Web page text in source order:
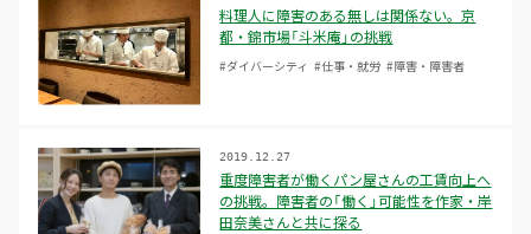
料理人に障害のある無しは関係ない。京
都・錦市場「斗米庵」の挑戦
#ダイバーシティ #仕事・就労 #障害・障害者
重度障害者が働くパン屋さんの工賃向上へ
の挑戦。障害者の「働く」可能性を作家・岸
田奈美さんと共に探る
2019.12.27